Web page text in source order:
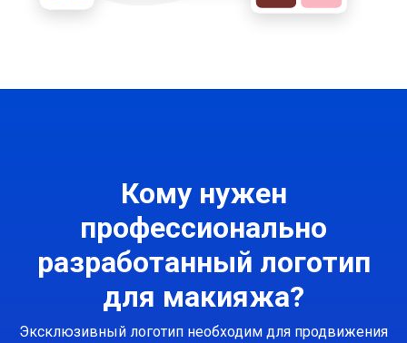
Кому нужен
профессионально
разработанный логотип
для макияжа?
Эксклюзивный логотип необходим для продвижения